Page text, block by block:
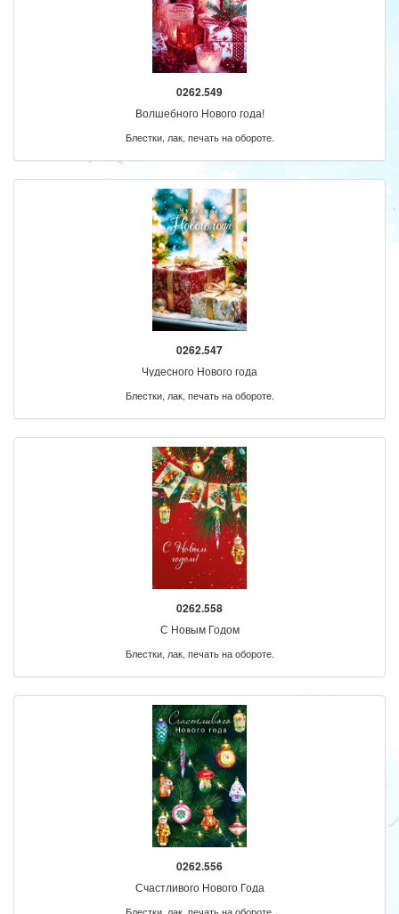
0262.549
Волшебного Нового года!
Блестки, лак, печать на обороте.
0262.547
Чудесного Нового года
Блестки, лак, печать на обороте.
0262.558
С Новым Годом
Блестки, лак, печать на обороте.
0262.556
Счастливого Нового Года